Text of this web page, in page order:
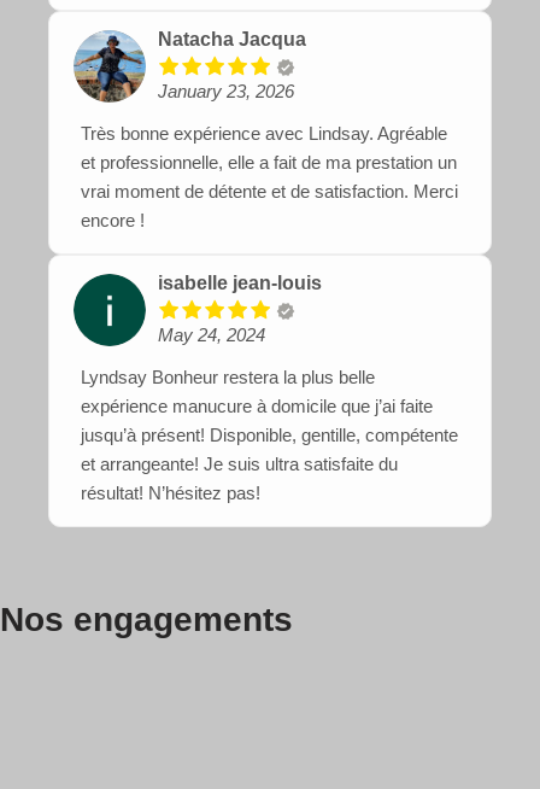
Natacha Jacqua
January 23, 2026
Très bonne expérience avec Lindsay. Agréable
et professionnelle, elle a fait de ma prestation un
vrai moment de détente et de satisfaction. Merci
encore !
isabelle jean-louis
May 24, 2024
Lyndsay Bonheur restera la plus belle
expérience manucure à domicile que j’ai faite
jusqu’à présent! Disponible, gentille, compétente
et arrangeante! Je suis ultra satisfaite du
résultat! N’hésitez pas!
Nos engagements